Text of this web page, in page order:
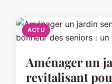
ACTU
Aménager un
revitalisant